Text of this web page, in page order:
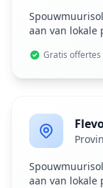
aan van lokale
Gratis offertes
aan van lokale